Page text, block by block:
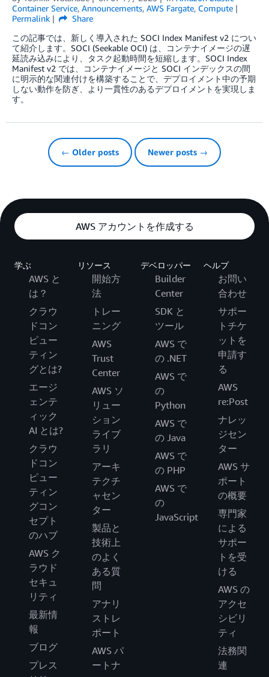
Container Service, Announcements, AWS Fargate, Compute
Permalink
Share
この記事では、新しく導入された SOCI Index Manifest v2 につい
て紹介します。SOCI (Seekable OCI) は、コンテナイメージの遅
延読み込みにより、タスク起動時間を短縮します。SOCI Index
Manifest v2 では、コンテナイメージと SOCI インデックスの間
に明示的な関連付けを構築することで、デプロイメント中の予期
しない動作を防ぎ、より一貫性のあるデプロイメントを実現しま
す。
← Older posts Newer posts →
AWS アカウントを作成する
学ぶ
AWS と
は？
クラウ
ドコン
ピュー
ティン
グとは?
エージ
ェンテ
ィック
AI とは?
クラウ
ドコン
ピュー
ティン
グコン
セプト
のハブ
AWS ク
ラウド
セキュ
リティ
最新情
報
ブログ
プレス
リソース
開始方
法
トレー
ニング
AWS
Trust
Center
AWS ソ
リュー
ション
ライブ
ラリ
アーキ
テクチ
ャセン
ター
製品と
技術上
のよく
ある質
問
アナリ
ストレ
ポート
AWS パ
ートナ
デベロッパー
Builder
Center
SDK と
ツール
AWS で
の .NET
AWS で
の
Python
AWS で
の Java
AWS で
の PHP
AWS で
の
JavaScript
ヘルプ
お問い
合わせ
サポー
トチケ
ットを
申請す
る
AWS
re:Post
ナレッ
ジセン
ター
AWS サ
ポート
の概要
専門家
による
サポー
トを受
ける
AWS の
アクセ
シビリ
ティ
法務関
連